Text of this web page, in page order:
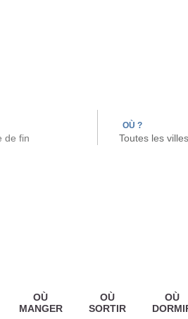
OÙ ?
OÙ
MANGER
OÙ
SORTIR
OÙ